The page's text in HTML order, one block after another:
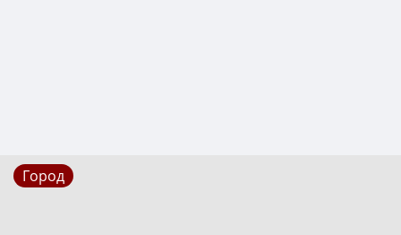
Город